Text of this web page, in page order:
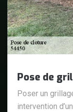
Pose de
Poser un
intervention